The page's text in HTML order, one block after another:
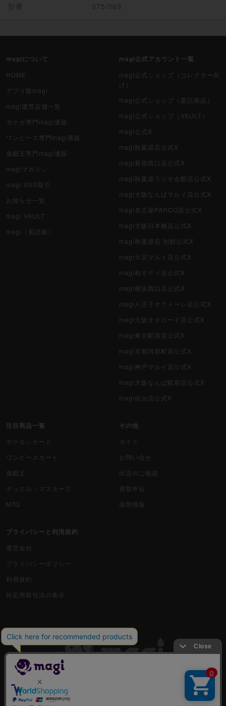
型番 075/063
magiについて
HOME
アプリ版magi
magi運営店舗一覧
ポケカ専門magi通販
ワンピース専門magi通販
遊戯王専門magi通販
magiマガジン
magi SNS取引
お知らせ一覧
magi VAULT
magi（英語版）
magi公式アカウント一覧
magi公式ショップ（コレクター向
け）
magi公式ショップ（委託商品）
magi公式ショップ（VAULT）
magi公式X
magi秋葉原店公式X
magi新宿西口店公式X
magi秋葉原ラジオ会館店公式X
magi大阪なんばマルイ店公式X
magi名古屋PARCO店公式X
magi大阪日本橋店公式X
magi秋葉原店 別館公式X
magi大宮マルイ店公式X
magi柏モディ店公式X
magi横浜西口店公式X
magi八王子オクトーレ店公式X
magi大阪オタロード店公式X
magi東京駅前店公式X
magi京都河原町店公式X
magi神戸マルイ店公式X
magi大阪なんば駅前店公式X
magi仙台店公式X
注目商品一覧
ポケモンカード
ワンピースカード
遊戯王
デュエル・マスターズ
MTG
その他
ガイド
お問い合せ
出店のご相談
買取申込
採用情報
プライバシーと利用規約
運営会社
プライバシーポリシー
利用規約
特定商取引法の表示
古物商許可番号 株式会社ジラフ 東京都公安委員会 第303311606477号
COPYRIGHT © 2019 Jiraffe Inc.